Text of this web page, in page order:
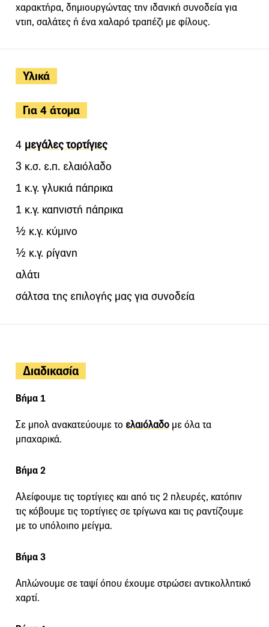
Υλικά
Για 4 άτομα
4 μεγάλες τορτίγιες
3 κ.σ. ε.π. ελαιόλαδο
1 κ.γ. γλυκιά πάπρικα
1 κ.γ. καπνιστή πάπρικα
½ κ.γ. κύμινο
½ κ.γ. ρίγανη
αλάτι
σάλτσα της επιλογής μας για συνοδεία
χαρακτήρα, δημιουργώντας την ιδανική συνοδεία για
ντιπ, σαλάτες ή ένα χαλαρό τραπέζι με φίλους.
Διαδικασία
Βήμα 1
Σε μπολ ανακατεύουμε το ελαιόλαδο με όλα τα
μπαχαρικά.
Βήμα 2
Αλείφουμε τις τορτίγιες και από τις 2 πλευρές, κατόπιν
τις κόβουμε τις τορτίγιες σε τρίγωνα και τις ραντίζουμε
με το υπόλοιπο μείγμα.
Βήμα 3
Απλώνουμε σε ταψί όπου έχουμε στρώσει αντικολλητικό
χαρτί.